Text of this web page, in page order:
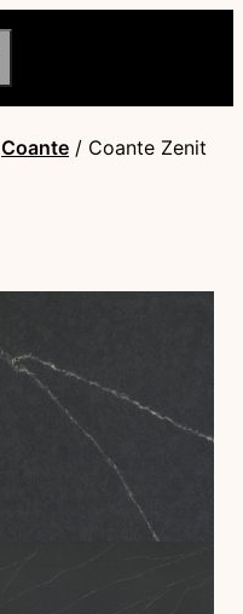
Coante / Coante Zenit